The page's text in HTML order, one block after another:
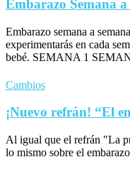
Embarazo Semana a
Embarazo semana a
experimentarás en cada
bebé. SEMANA 1
Cambios
¡Nuevo refrán! “El
Al igual que el refrán "La
lo mismo sobre el